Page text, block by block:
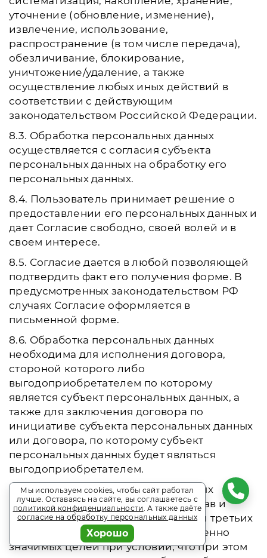
уточнение (обновление, изменение),
извлечение, использование,
распространение (в том числе передача),
обезличивание, блокирование,
уничтожение/удаление, а также
осуществление любых иных действий в
соответствии с действующим
законодательством Российской Федерации.
8.3. Обработка персональных данных
осуществляется с согласия субъекта
персональных данных на обработку его
персональных данных.
8.4. Пользователь принимает решение о
предоставлении его персональных данных и
дает Согласие свободно, своей волей и в
своем интересе.
8.5. Согласие дается в любой позволяющей
подтвердить факт его получения форме. В
предусмотренных законодательством РФ
случаях Согласие оформляется в
письменной форме.
8.6. Обработка персональных данных
необходима для исполнения договора,
стороной которого либо
выгодоприобретателем по которому
является субъект персональных данных, а
также для заключения договора по
инициативе субъекта персональных данных
или договора, по которому субъект
персональных данных будет являться
выгодоприобретателем.
8.7. Обработка персональных данных
необходима для осуществления прав и
законных интересов оператора или третьих
лиц либо для достижения общественно
значимых целей при условии, что при этом
Мы используем cookies, чтобы сайт работал
лучше. Оставаясь на сайте, вы соглашаетесь с
политикой конфиденциальности. А также даёте
согласие на обработку персональных данных
Хорошо